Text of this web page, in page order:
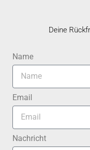
Deine
Name
Email
Nachricht